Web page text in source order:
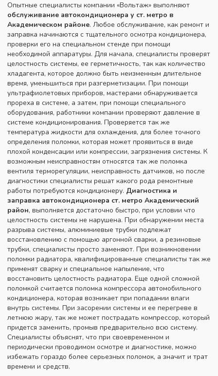
Опытные специалисты компании «Вольтаж» выполняют
обслуживание автокондиционера у ст. метро в
Академическом районе. Любое обслуживание, как ремонт и
заправка начинаются с тщательного осмотра кондиционера,
проверки его на специальном стенде при помощи
необходимой аппаратуры. Для начала, специалисты проверят
целостность системы, ее герметичность, так как количество
хладагента, которое должно быть неизменным длительное
время, уменьшиться при разгерметизации. При помощи
ультрафиолетовых приборов, мастерами обнаруживается
прореха в системе, а затем, при помощи специального
оборудования, работники компании проверяют давление в
системе кондиционирования. Проверяется так же
температура жидкости для охлаждения, для более точного
определения поломки, которая может проявиться в виде
плохой конденсации или компрессии, загрязнения системы. К
возможным неисправностям относятся так же поломка
вентиля терморегуляции, неисправность датчиков, но после
диагностики специалисты решат какого рода ремонтные
работы потребуются кондиционеру. Диагностика и
заправка автокондиционера ст. метро Академический
район, выполняется достаточно быстро, при условии что
целостность системы не нарушена. При обнаружении места
разрыва системы, алюминиевые трубки подлежат
восстановлению с помощью аргонной сварки, а резиновые
трубки, специалисты просто заменяют. При возникновении
поломки радиатора, квалифицированные специалисты так же
применят сварку и специальное напыление, что
восстановить целостность радиатора. Еще одной сложной
поломкой считается поломка компрессора автомобильного
кондиционера, которая возникает при попадании влаги
внутрь системы. При засорении системы и ее перегреве в
летнюю жару, так же может пострадать компрессор, который
придется заменить, промыв предварительно всю систему.
Специалисты объяснят, что при своевременном и
периодически проводимом осмотре и диагностике, можно
избежать гораздо более серьезных поломок, а значит и трат
времени и средств.